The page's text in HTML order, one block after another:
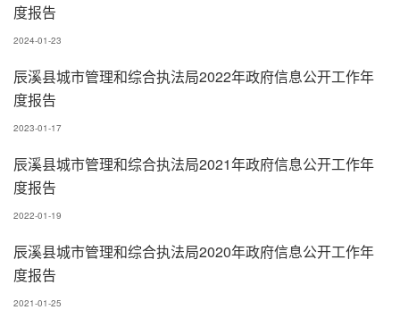
度报告
2024-01-23
辰溪县城市管理和综合执法局2022年政府信息公开工作年
度报告
2023-01-17
辰溪县城市管理和综合执法局2021年政府信息公开工作年
度报告
2022-01-19
辰溪县城市管理和综合执法局2020年政府信息公开工作年
度报告
2021-01-25